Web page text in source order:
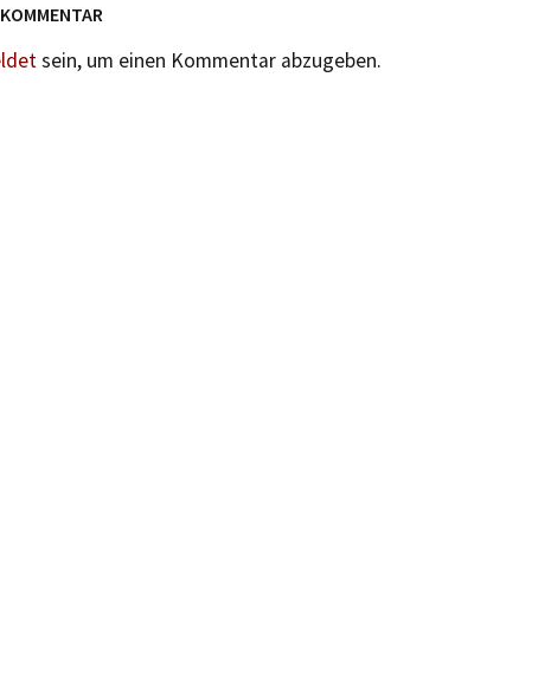
sein, um einen Kommentar abzugeben.